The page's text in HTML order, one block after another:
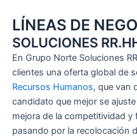
LÍNEAS DE
SOLUCIONES
En Grupo Norte Soluciones
clientes una oferta global de
Recursos Humanos, que van
candidato que mejor se
mejora de la competitividad y
pasando por la recolocación